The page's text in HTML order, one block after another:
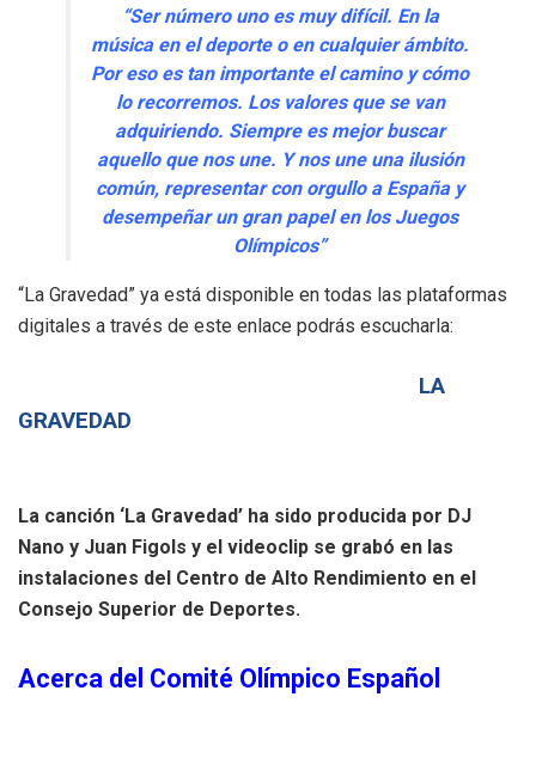
“Ser número uno es muy difícil. En la
música en el deporte o en cualquier ámbito.
Por eso es tan importante el camino y cómo
lo recorremos. Los valores que se van
adquiriendo. Siempre es mejor buscar
aquello que nos une. Y nos une una ilusión
común, representar con orgullo a España y
desempeñar un gran papel en los Juegos
Olímpicos”
“La Gravedad” ya está disponible en todas las plataformas
digitales a través de este enlace podrás escucharla:
LA
GRAVEDAD
La canción ‘La Gravedad’ ha sido producida por DJ
Nano y Juan Figols y el videoclip se grabó en las
instalaciones del Centro de Alto Rendimiento en el
Consejo Superior de Deportes.
Acerca del Comité Olímpico Español